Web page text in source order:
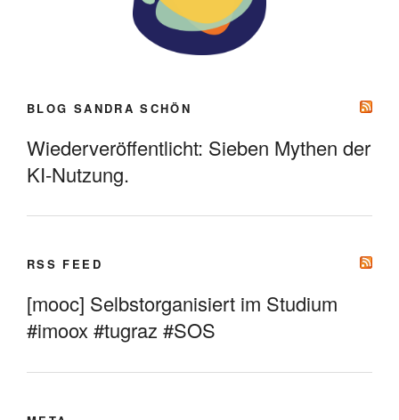
BLOG SANDRA SCHÖN
Wiederveröffentlicht: Sieben Mythen der
KI-Nutzung.
RSS FEED
[mooc] Selbstorganisiert im Studium
#imoox #tugraz #SOS